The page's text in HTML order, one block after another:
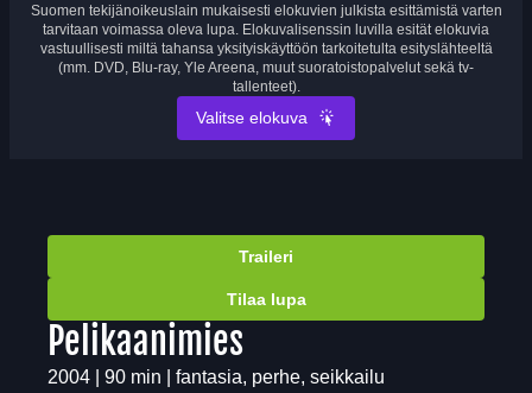
Suomen tekijänoikeuslain mukaisesti elokuvien julkista esittämistä varten
tarvitaan voimassa oleva lupa. Elokuvalisenssin luvilla esität elokuvia
vastuullisesti miltä tahansa yksityiskäyttöön tarkoitetulta esityslähteeltä
(mm. DVD, Blu-ray, Yle Areena, muut suoratoistopalvelut sekä tv-
tallenteet).
Valitse elokuva
Traileri
Tilaa lupa
Pelikaanimies
2004 | 90 min | fantasia, perhe, seikkailu